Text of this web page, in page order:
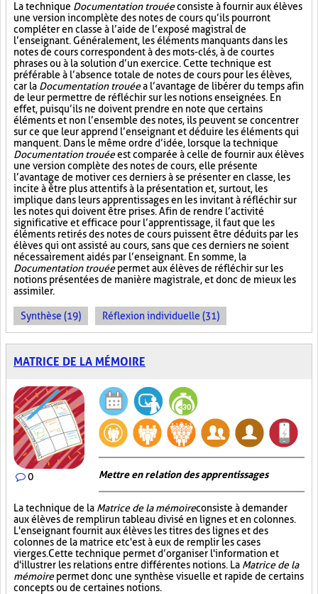
La technique Documentation trouéeconsiste à fournir aux élèves
une version incomplète des notes de cours qu’ils pourront
compléter en classe à l’aide de l’exposé magistral de
l’enseignant. Généralement, les éléments manquants dans les
notes de cours correspondent à des mots-clés, à de courtes
phrases ou à la solution d’un exercice. Cette technique est
préférable à l’absence totale de notes de cours pour les élèves,
car la Documentation trouéea l’avantage de libérer du temps afin
de leur permettre de réfléchir sur les notions enseignées. En
effet, puisqu’ils ne doivent prendre en note que certains
éléments et non l’ensemble des notes, ils peuvent se concentrer
sur ce que leur apprend l’enseignant et déduire les éléments qui
manquent. Dans le même ordre d’idée, lorsque la technique
Documentation trouéeest comparée à celle de fournir aux élèves
une version complète des notes de cours, elle présente
l’avantage de motiver ces derniers à se présenter en classe, les
incite à être plus attentifs à la présentation et, surtout, les
implique dans leurs apprentissages en les invitant à réfléchir sur
les notes qui doivent être prises. Afin de rendre l’activité
significative et efficace pour l’apprentissage, il faut que les
éléments retirés des notes de cours puissent être déduits par les
élèves qui ont assisté au cours, sans que ces derniers ne soient
nécessairement aidés par l’enseignant. En somme, la
Documentation trouéepermet aux élèves de réfléchir sur les
notions présentées de manière magistrale, et donc de mieux les
assimiler.
Synthèse (19) Réflexion individuelle (31)
MATRICE DE LA MÉMOIRE
0 Mettre en relation des apprentissages
La technique de la Matrice de la mémoireconsiste à demander
aux élèves de remplir un tableau divisé en lignes et en colonnes.
L'enseignant fournit aux élèves les titres des lignes et des
colonnes de la matrice et c'est à eux de remplir les cases
vierges. Cette technique permet d’organiser l'information et
d'illustrer les relations entre différentes notions. La Matrice de la
mémoirepermet donc une synthèse visuelle et rapide de certains
concepts ou de certaines notions.